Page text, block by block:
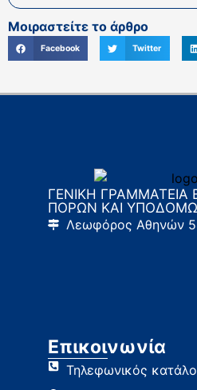
Μοιραστείτε το άρθρο
Facebook Twitter
ΓΕΝΙΚΗ ΓΡΑΜΜΑΤΕΙΑ
ΠΟΡΩΝ ΚΑΙ
Λεωφόρος Αθηνών
Επικοινωνία
Τηλεφωνικός